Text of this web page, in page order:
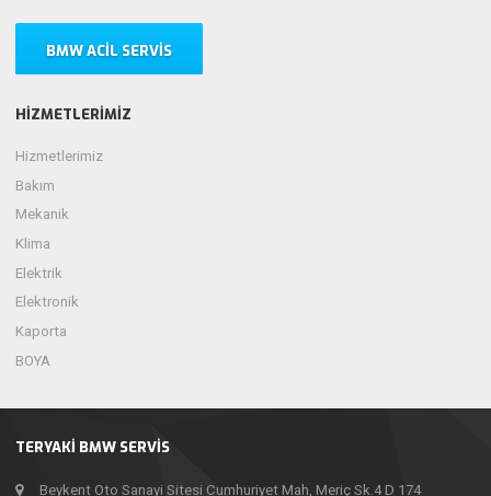
TERYAKI BMW SERVIS
Beykent Oto Sanayi Sitesi Cumhuriyet Mah, Meriç Sk.4 D 174
BMW ACIL SERVIS
HIZMETLERIMIZ
Hizmetlerimiz
Bakım
Mekanik
Klima
Elektrik
Elektronik
Kaporta
BOYA